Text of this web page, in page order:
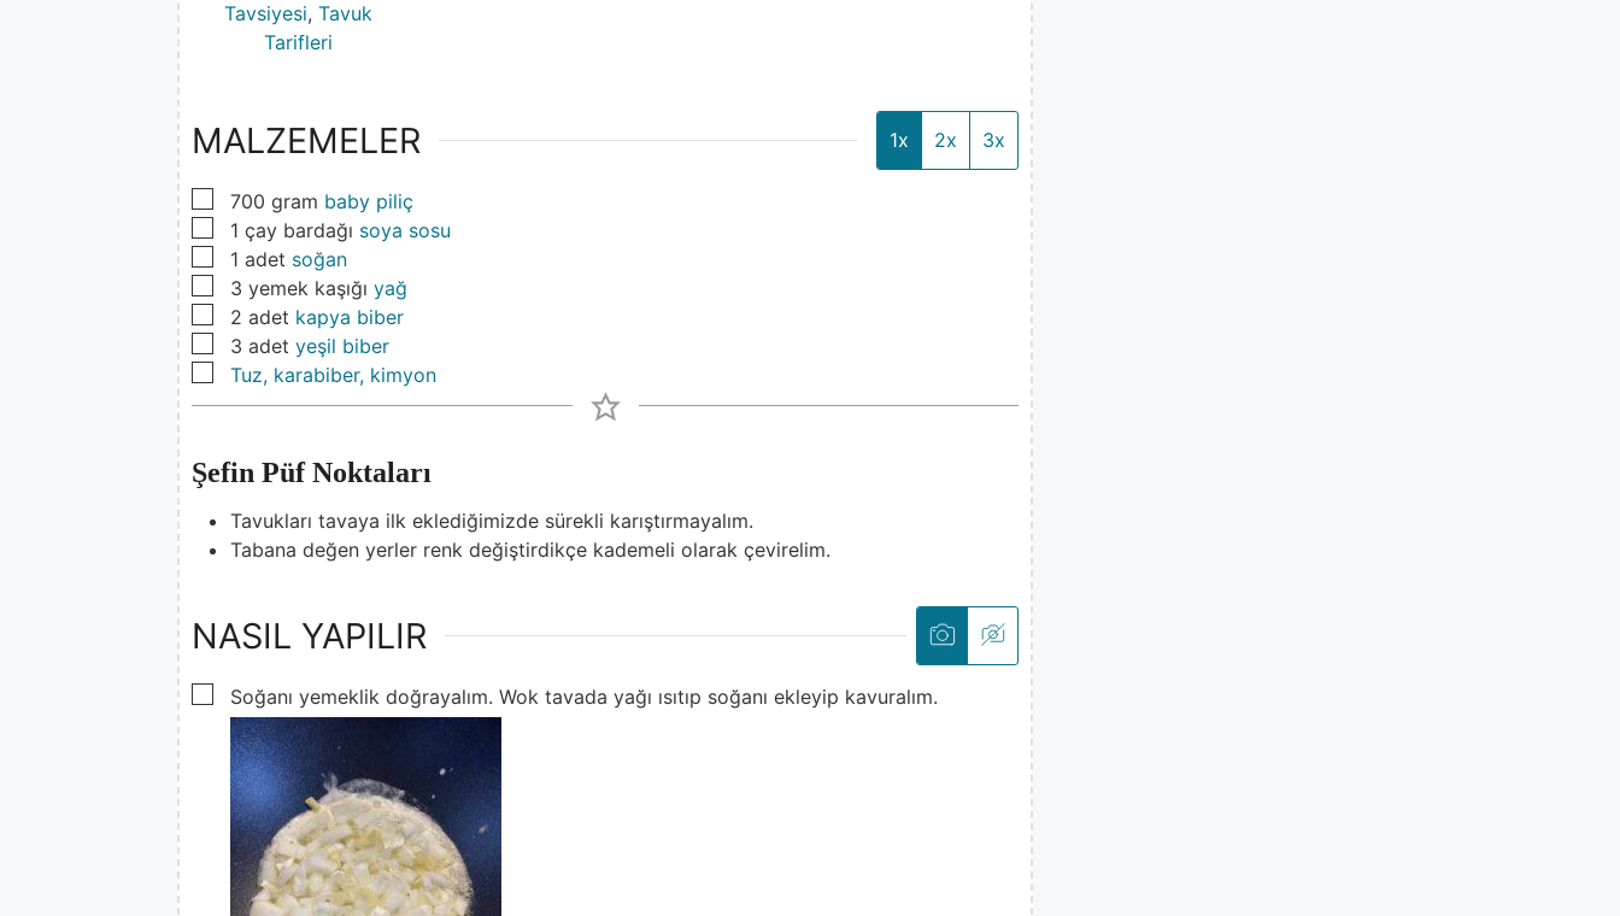
Tavsiyesi, Tavuk
Tarifleri
MALZEMELER 1x 2x 3x
▢
700 gram baby piliç
▢
1 çay bardağı soya sosu
▢
1 adet soğan
▢
3 yemek kaşığı yağ
▢
2 adet kapya biber
▢
3 adet yeşil biber
▢
Tuz, karabiber, kimyon
Şefin Püf Noktaları
Tavukları tavaya ilk eklediğimizde sürekli karıştırmayalım.
Tabana değen yerler renk değiştirdikçe kademeli olarak çevirelim.
NASIL YAPILIR
▢
Soğanı yemeklik doğrayalım. Wok tavada yağı ısıtıp soğanı ekleyip kavuralım.